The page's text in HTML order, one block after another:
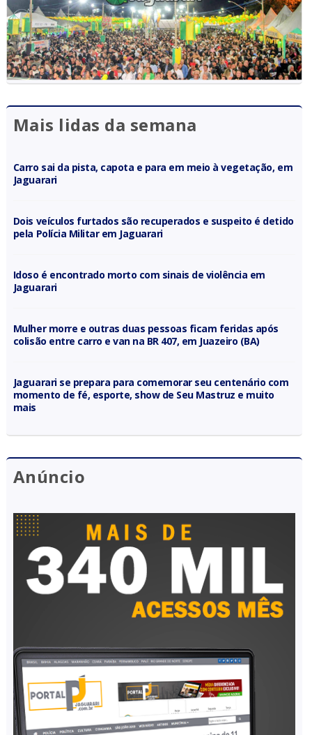
Mais lidas da semana
Carro sai da pista, capota e para em meio à vegetação, em
Jaguarari
Dois veículos furtados são recuperados e suspeito é detido
pela Polícia Militar em Jaguarari
Idoso é encontrado morto com sinais de violência em
Jaguarari
Mulher morre e outras duas pessoas ficam feridas após
colisão entre carro e van na BR 407, em Juazeiro (BA)
Jaguarari se prepara para comemorar seu centenário com
momento de fé, esporte, show de Seu Mastruz e muito
mais
Anúncio